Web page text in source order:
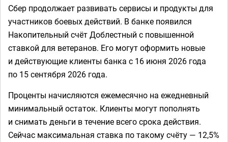
Сбер продолжает развивать сервисы и продукты для
участников боевых действий. В банке появился
Накопительный счёт Доблестный с повышенной
ставкой для ветеранов. Его могут оформить новые
и действующие клиенты банка с 16 июня 2026 года
по 15 сентября 2026 года.
Проценты начисляются ежемесячно на ежедневный
минимальный остаток. Клиенты могут пополнять
и снимать деньги в течение всего срока действия.
Сейчас максимальная ставка по такому счёту — 12,5%